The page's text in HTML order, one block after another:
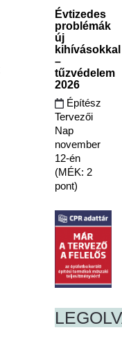
Évtizedes
problémák
új
kihívásokkal
–
tűzvédelem
2026
Építész
Tervezői
Nap
november
12-én
(MÉK: 2
pont)